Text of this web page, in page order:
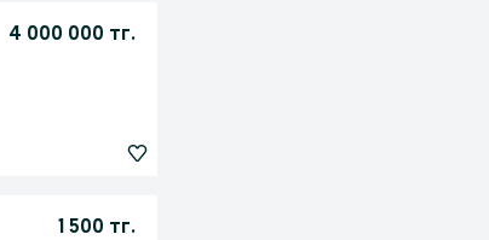
4 000 000 тг.
1 500 тг.